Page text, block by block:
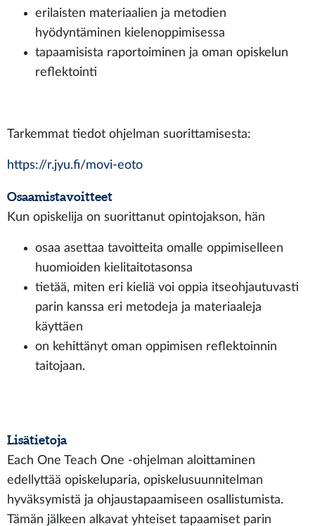
erilaisten materiaalien ja metodien
hyödyntäminen kielenoppimisessa
tapaamisista raportoiminen ja oman opiskelun
reflektointi
Tarkemmat tiedot ohjelman suorittamisesta:
https://r.jyu.fi/movi-eoto
Osaamistavoitteet
Kun opiskelija on suorittanut opintojakson, hän
osaa asettaa tavoitteita omalle oppimiselleen
huomioiden kielitaitotasonsa
tietää, miten eri kieliä voi oppia itseohjautuvasti
parin kanssa eri metodeja ja materiaaleja
käyttäen
on kehittänyt oman oppimisen reflektoinnin
taitojaan.
Lisätietoja
Each One Teach One -ohjelman aloittaminen
edellyttää opiskeluparia, opiskelusuunnitelman
hyväksymistä ja ohjaustapaamiseen osallistumista.
Tämän jälkeen alkavat yhteiset tapaamiset parin